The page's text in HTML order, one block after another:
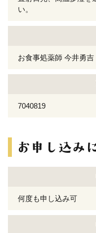
い。
お食事処薬師 今井勇吉
7040819
何度も申し込み可